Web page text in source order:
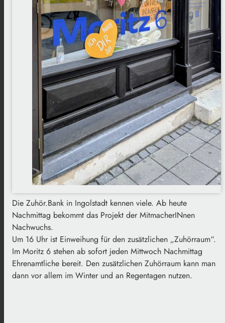
Die Zuhör.Bank in Ingolstadt kennen viele. Ab heute
Nachmittag bekommt das Projekt der MitmacherINnen
Nachwuchs.
Um 16 Uhr ist Einweihung für den zusätzlichen „Zuhörraum“.
Im Moritz 6 stehen ab sofort jeden Mittwoch Nachmittag
Ehrenamtliche bereit. Den zusätzlichen Zuhörraum kann man
dann vor allem im Winter und an Regentagen nutzen.